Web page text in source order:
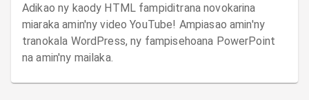
Adikao ny kaody HTML fampiditrana novokarina
miaraka amin'ny video YouTube! Ampiasao amin'ny
tranokala WordPress, ny fampisehoana PowerPoint
na amin'ny mailaka.